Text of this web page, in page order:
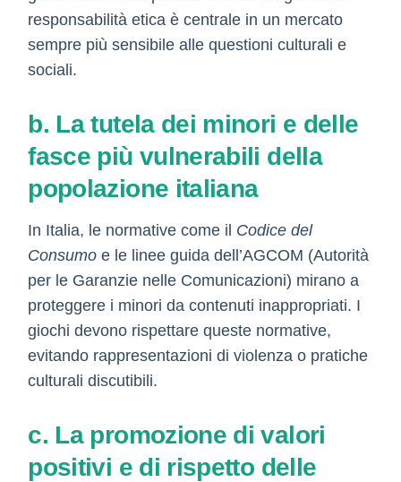
responsabilità etica è centrale in un mercato
sempre più sensibile alle questioni culturali e
sociali.
b. La tutela dei minori e delle
fasce più vulnerabili della
popolazione italiana
In Italia, le normative come il Codice del
Consumo e le linee guida dell’AGCOM (Autorità
per le Garanzie nelle Comunicazioni) mirano a
proteggere i minori da contenuti inappropriati. I
giochi devono rispettare queste normative,
evitando rappresentazioni di violenza o pratiche
culturali discutibili.
c. La promozione di valori
positivi e di rispetto delle